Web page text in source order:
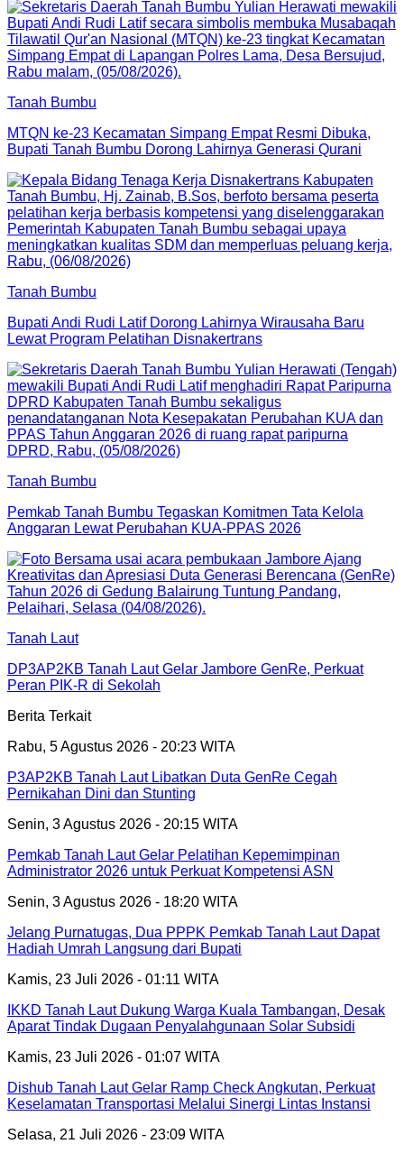
Tanah Bumbu
MTQN ke-23 Kecamatan Simpang Empat Resmi Dibuka,
Bupati Tanah Bumbu Dorong Lahirnya Generasi Qurani
Tanah Bumbu
Bupati Andi Rudi Latif Dorong Lahirnya Wirausaha Baru
Lewat Program Pelatihan Disnakertrans
Tanah Bumbu
Pemkab Tanah Bumbu Tegaskan Komitmen Tata Kelola
Anggaran Lewat Perubahan KUA-PPAS 2026
Tanah Laut
DP3AP2KB Tanah Laut Gelar Jambore GenRe, Perkuat
Peran PIK-R di Sekolah
Berita Terkait
Rabu, 5 Agustus 2026 - 20:23 WITA
P3AP2KB Tanah Laut Libatkan Duta GenRe Cegah
Pernikahan Dini dan Stunting
Senin, 3 Agustus 2026 - 20:15 WITA
Pemkab Tanah Laut Gelar Pelatihan Kepemimpinan
Administrator 2026 untuk Perkuat Kompetensi ASN
Senin, 3 Agustus 2026 - 18:20 WITA
Jelang Purnatugas, Dua PPPK Pemkab Tanah Laut Dapat
Hadiah Umrah Langsung dari Bupati
Kamis, 23 Juli 2026 - 01:11 WITA
IKKD Tanah Laut Dukung Warga Kuala Tambangan, Desak
Aparat Tindak Dugaan Penyalahgunaan Solar Subsidi
Kamis, 23 Juli 2026 - 01:07 WITA
Dishub Tanah Laut Gelar Ramp Check Angkutan, Perkuat
Keselamatan Transportasi Melalui Sinergi Lintas Instansi
Selasa, 21 Juli 2026 - 23:09 WITA